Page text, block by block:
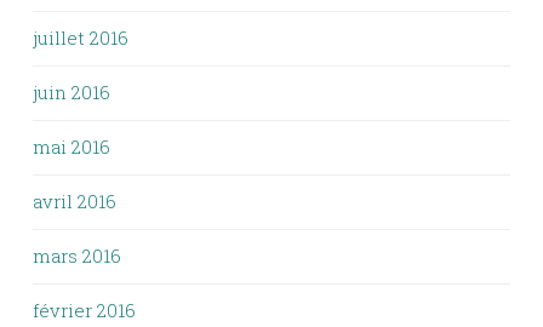
juillet 2016
juin 2016
mai 2016
avril 2016
mars 2016
février 2016